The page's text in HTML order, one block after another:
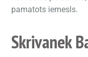
pamatots iemesls.
Skrivanek